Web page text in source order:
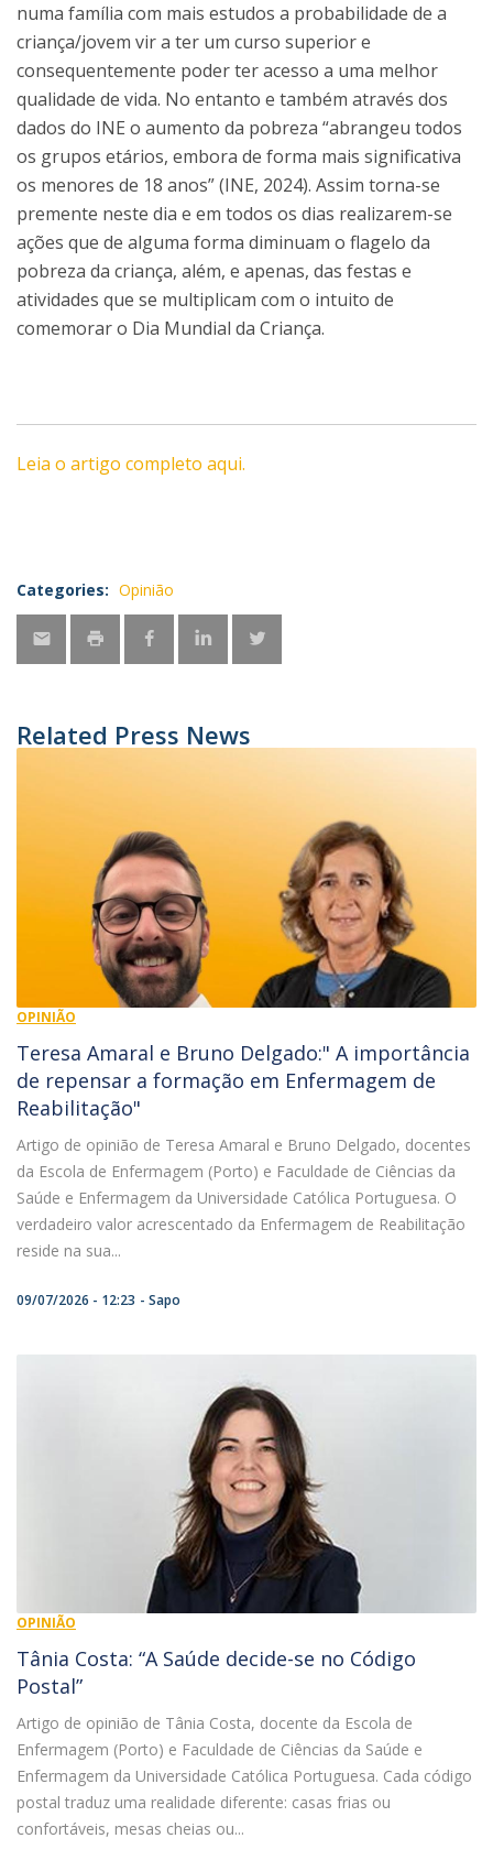
numa família com mais estudos a probabilidade de a
criança/jovem vir a ter um curso superior e
consequentemente poder ter acesso a uma melhor
qualidade de vida. No entanto e também através dos
dados do INE o aumento da pobreza “abrangeu todos
os grupos etários, embora de forma mais significativa
os menores de 18 anos” (INE, 2024). Assim torna-se
premente neste dia e em todos os dias realizarem-se
ações que de alguma forma diminuam o flagelo da
pobreza da criança, além, e apenas, das festas e
atividades que se multiplicam com o intuito de
comemorar o Dia Mundial da Criança.
Leia o artigo completo aqui.
Categories: Opinião
Related Press News
OPINIÃO
Teresa Amaral e Bruno Delgado:" A importância
de repensar a formação em Enfermagem de
Reabilitação"
Artigo de opinião de Teresa Amaral e Bruno Delgado, docentes
da Escola de Enfermagem (Porto) e Faculdade de Ciências da
Saúde e Enfermagem da Universidade Católica Portuguesa. O
verdadeiro valor acrescentado da Enfermagem de Reabilitação
reside na sua...
09/07/2026 - 12:23 Sapo
OPINIÃO
Tânia Costa: “A Saúde decide-se no Código
Postal”
Artigo de opinião de Tânia Costa, docente da Escola de
Enfermagem (Porto) e Faculdade de Ciências da Saúde e
Enfermagem da Universidade Católica Portuguesa. Cada código
postal traduz uma realidade diferente: casas frias ou
confortáveis, mesas cheias ou...